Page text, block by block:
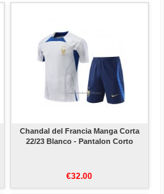
Chandal del Francia Manga Corta
22/23 Blanco - Pantalon Corto
€32.00